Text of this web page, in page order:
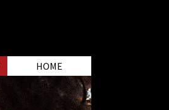
HOME